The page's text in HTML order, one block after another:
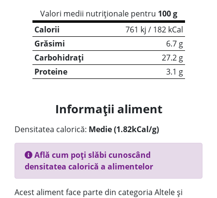
Valori medii nutriționale pentru 100 g
Calorii
761 kj / 182 kCal
Grăsimi
6.7 g
Carbohidrați
27.2 g
Proteine
3.1 g
Informații aliment
Densitatea calorică: Medie (1.82kCal/g)
Află cum poți slăbi cunoscând
densitatea calorică a alimentelor
Acest aliment face parte din categoria Altele și